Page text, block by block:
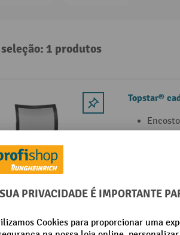
1 produtos
Topstar®